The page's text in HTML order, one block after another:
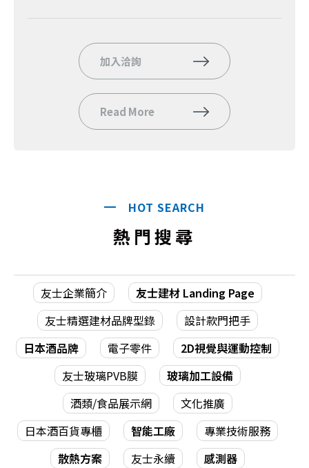
加入洽詢
Read More
HOT SEARCH
熱門搜尋
友士企業簡介
友士建材 Landing Page
友士精選建材品牌型錄
設計款門把手
日本酒品牌
電子零件
2D視覺與運動控制
友士玻璃PVB膜
玻璃加工設備
酒類/食品展示網
文化推廣
日本酒百貨專櫃
智能工廠
專業技術服務
散熱方案
友士永續
感測器